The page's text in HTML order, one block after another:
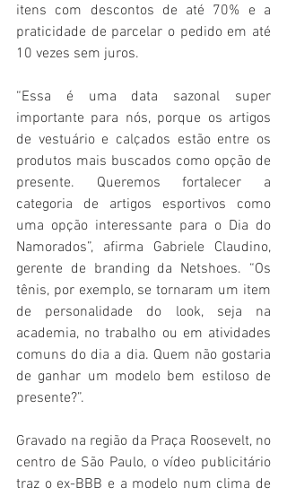
itens com descontos de até 70% e a
praticidade de parcelar o pedido em até
10 vezes sem juros.
“Essa é uma data sazonal super
importante para nós, porque os artigos
de vestuário e calçados estão entre os
produtos mais buscados como opção de
presente. Queremos fortalecer a
categoria de artigos esportivos como
uma opção interessante para o Dia do
Namorados”, afirma Gabriele Claudino,
gerente de branding da Netshoes. “Os
tênis, por exemplo, se tornaram um item
de personalidade do look, seja na
academia, no trabalho ou em atividades
comuns do dia a dia. Quem não gostaria
de ganhar um modelo bem estiloso de
presente?”.
Gravado na região da Praça Roosevelt, no
centro de São Paulo, o vídeo publicitário
traz o ex-BBB e a modelo num clima de